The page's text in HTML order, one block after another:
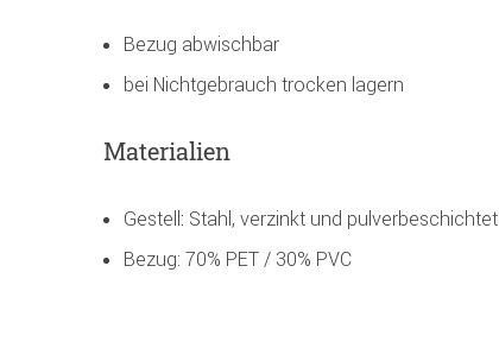
Bezug abwischbar
bei Nichtgebrauch trocken lagern
Materialien
Gestell: Stahl, verzinkt und pulverbeschichtet
Bezug: 70% PET / 30% PVC